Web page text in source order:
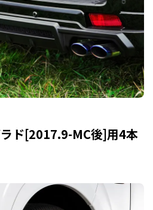
ド[2017.9-MC後]用4本